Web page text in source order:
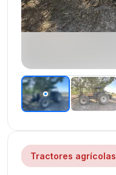
Tractores agrícolas